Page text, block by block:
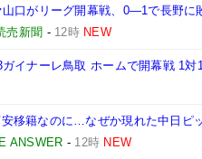
山口がリーグ開幕戦、0―1で長野
売新聞 - 12時 NEW
イナーレ鳥取 ホームで開幕戦 1
移籍なのに…なぜか現れた中日ピ
ANSWER - 12時 NEW